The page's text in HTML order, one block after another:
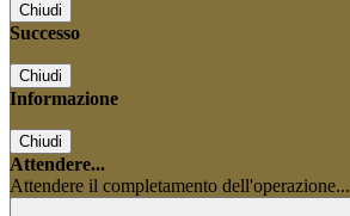
Chiudi
Successo
Chiudi
Informazione
Chiudi
Attendere...
Attendere il completamento dell'operazione...